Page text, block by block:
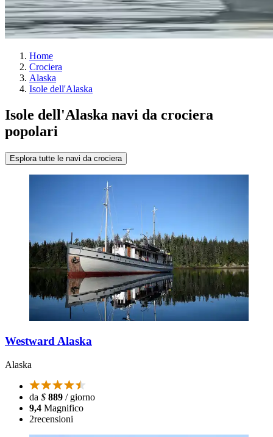
Home
Crociera
Alaska
Isole dell'Alaska
Isole dell'Alaska navi da crociera
popolari
Esplora tutte le navi da crociera
Westward Alaska
Alaska
da $ 889 / giorno
9,4 Magnifico
2recensioni